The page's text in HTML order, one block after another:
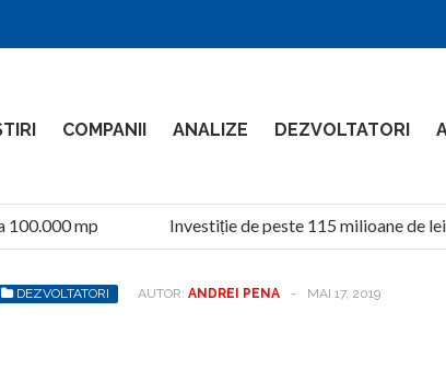
COMPANII ANALIZE DEZVOLTATORI
mp Investiție de peste 115 milioane de lei
DEZVOLTATORI AUTOR: ANDREI PENA - MAI 17, 2019